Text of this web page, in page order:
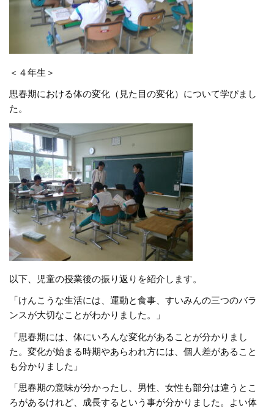
＜４年生＞
思春期における体の変化（見た目の変化）について学びまし
た。
以下、児童の授業後の振り返りを紹介します。
「けんこうな生活には、運動と食事、すいみんの三つのバラ
ンスが大切なことがわかりました。」
「思春期には、体にいろんな変化があることが分かりまし
た。変化が始まる時期やあらわれ方には、個人差があること
も分かりました」
「思春期の意味が分かったし、男性、女性も部分は違うとこ
ろがあるけれど、成長するという事が分かりました。よい体